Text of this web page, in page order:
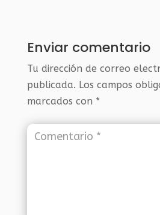
Enviar comentario
Tu dirección de correo
publicada. Los campos
marcados con *